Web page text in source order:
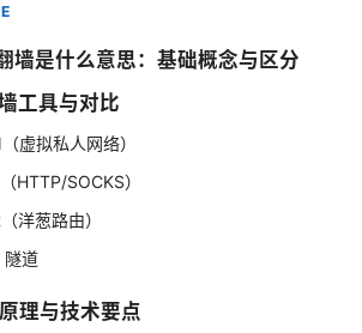
墙是什么意思：基础概念与区分
工具与对比
虚拟私人网络）
HTTP/SOCKS）
洋葱路由）
隧道
理与技术要点